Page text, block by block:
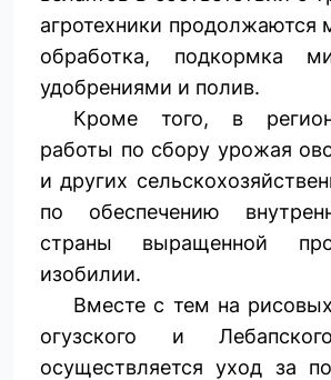
агротехники продолжаются
обработка, подкормка
удобрениями и полив.
Кроме того, в
работы по сбору урожая
и других
по обеспечению
страны выращенной
изобилии.
Вместе с тем на
огузского и
осуществляется уход за